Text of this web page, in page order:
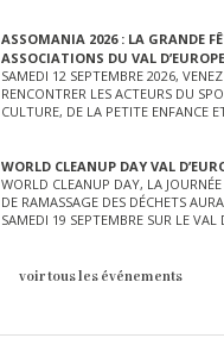
ASSOMANIA 2026 : LA GRANDE
ASSOCIATIONS DU VAL D’EUROPE
SAMEDI 12 SEPTEMBRE 2026, VENEZ
RENCONTRER LES ACTEURS DU
CULTURE, DE LA PETITE ENFANCE
WORLD CLEANUP DAY VAL
WORLD CLEANUP DAY, LA
DE RAMASSAGE DES DÉCHETS
SAMEDI 19 SEPTEMBRE SUR LE VAL
voir tous les événements